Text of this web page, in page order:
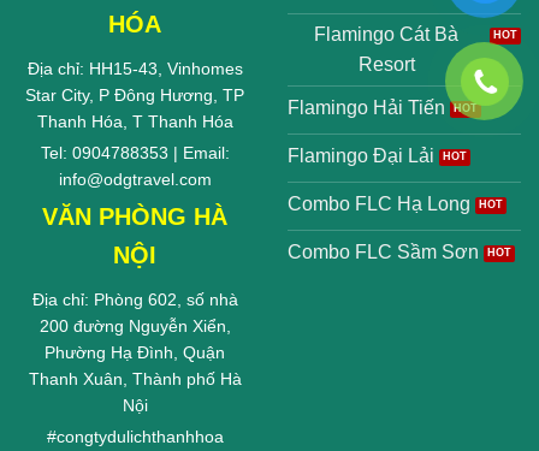
HÓA
Địa chỉ: HH15-43, Vinhomes
Star City, P Đông Hương, TP
Thanh Hóa, T Thanh Hóa
Tel: 0904788353 | Email:
info@odgtravel.com
VĂN PHÒNG HÀ
NỘI
Địa chỉ: Phòng 602, số nhà
200 đường Nguyễn Xiển,
Phường Hạ Đình, Quận
Thanh Xuân, Thành phố Hà
Nội
#congtydulichthanhhoa
Flamingo Cát Bà
Resort
Flamingo Hải Tiến
Flamingo Đại Lải
Combo FLC Hạ Long
Combo FLC Sầm Sơn